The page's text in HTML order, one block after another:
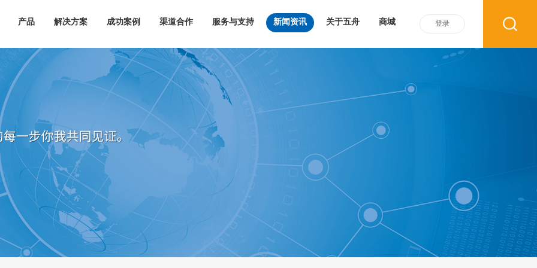
产品 解决方案 成功案例 渠道合作 服务与支持 新闻资讯 关于五舟 商城 登录